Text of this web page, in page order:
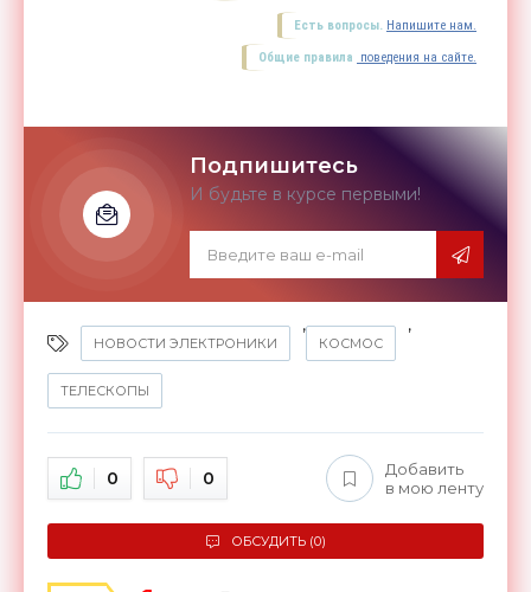
Есть вопросы. Напишите нам.
Общие правила поведения на сайте.
Подпишитесь
И будьте в курсе первыми!
НОВОСТИ ЭЛЕКТРОНИКИ
,
КОСМОС
,
ТЕЛЕСКОПЫ
0 0
Добавить
в мою ленту
ОБСУДИТЬ (0)